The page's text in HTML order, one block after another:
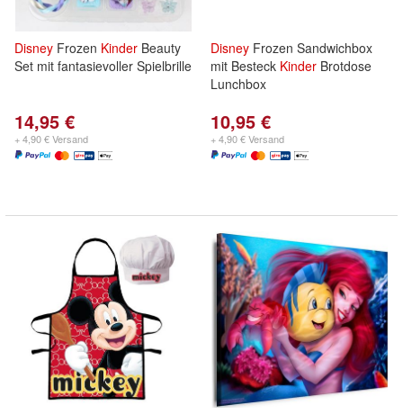
Disney Frozen Kinder Beauty
Set mit fantasievoller Spielbrille
14,95 €
+ 4,90 € Versand
Disney Frozen Sandwichbox
mit Besteck Kinder Brotdose
Lunchbox
10,95 €
+ 4,90 € Versand